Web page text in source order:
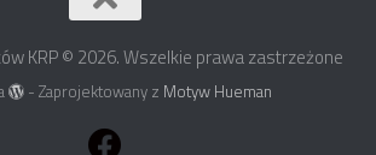
KRP © 2026. Wszelkie prawa zastrzeżone
- Zaprojektowany z Motyw Hueman